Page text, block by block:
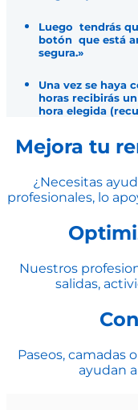
Luego tendrás
botón que está
segura.»
Una vez se haya
horas recibirás
hora elegida
Mejora tu
¿Necesitas
profesionales, lo
Nuestros
salidas,
Paseos, camadas
ayudan